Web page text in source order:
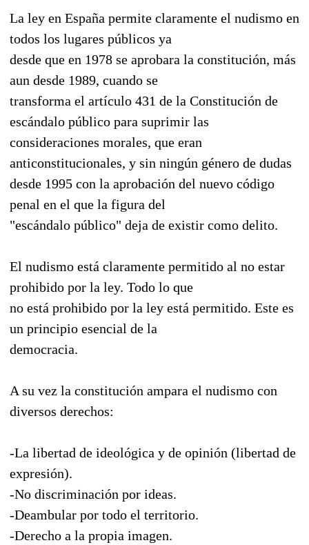
La ley en España permite claramente el nudismo en
todos los lugares públicos ya
desde que en 1978 se aprobara la constitución, más
aun desde 1989, cuando se
transforma el artículo 431 de la Constitución de
escándalo público para suprimir las
consideraciones morales, que eran
anticonstitucionales, y sin ningún género de dudas
desde 1995 con la aprobación del nuevo código
penal en el que la figura del
"escándalo público" deja de existir como delito.
El nudismo está claramente permitido al no estar
prohibido por la ley. Todo lo que
no está prohibido por la ley está permitido. Este es
un principio esencial de la
democracia.
A su vez la constitución ampara el nudismo con
diversos derechos:
-La libertad de ideológica y de opinión (libertad de
expresión).
-No discriminación por ideas.
-Deambular por todo el territorio.
-Derecho a la propia imagen.